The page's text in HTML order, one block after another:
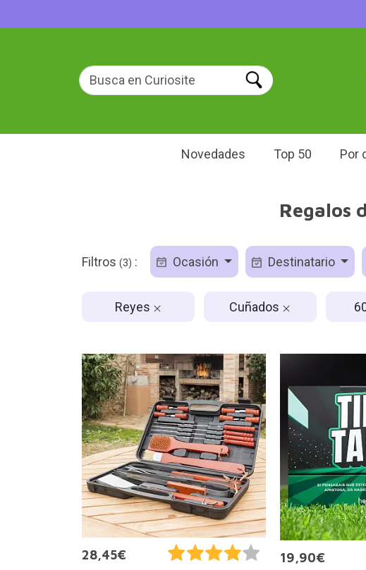
Novedades Top 50 Por
Regalos
Filtros (3) : Ocasión Destinatario
Reyes Cuñados
28,45€
19,90€